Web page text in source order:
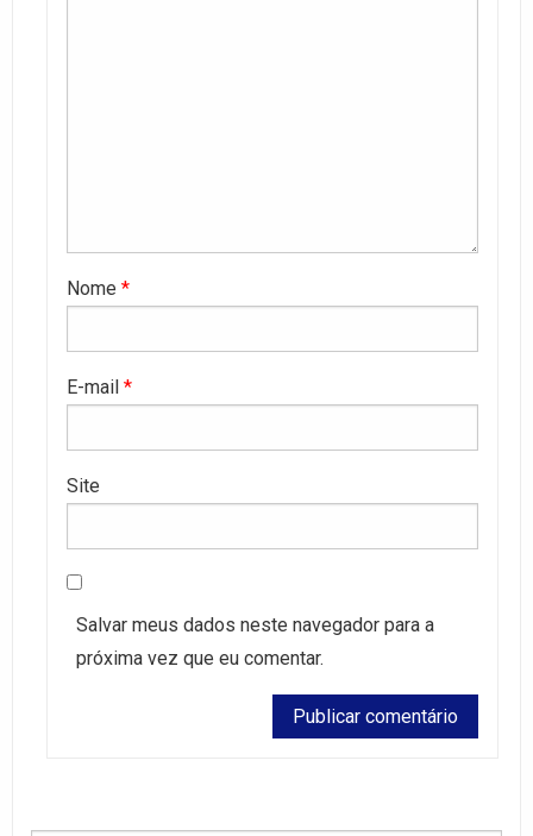
Nome *
E-mail *
Site
Salvar meus dados neste navegador para a
próxima vez que eu comentar.